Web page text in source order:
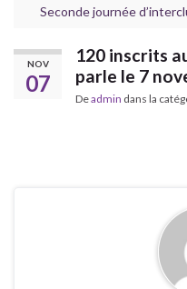
Seconde journée
NOV
07
120 inscrits
parle le 7
Deadmin dans la